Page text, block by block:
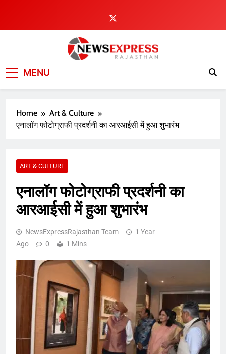
content
MENU
Home
Art & Culture
एनालॉग फोटोग्राफी प्रदर्शनी का आरआईसी में हुआ शुभारंभ
ART & CULTURE
एनालॉग फोटोग्राफी प्रदर्शनी का
आरआईसी में हुआ शुभारंभ
NewsExpressRajasthan Team
1 Year
Ago
0 1 Mins